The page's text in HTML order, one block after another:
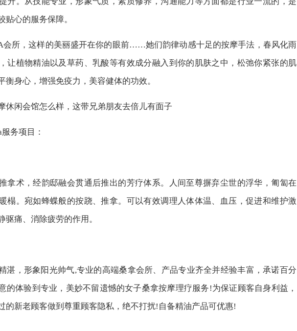
贴心的服务保障。
会所，这样的美丽盛开在你的眼前……她们韵律动感十足的按摩手法，春风化雨
让植物精油以及草药、乳酸等有效成分融入到你的肌肤之中，松弛你紧张的肌
衡身心，增强免疫力，美容健体的功效。
休闲会馆怎么样，这带兄弟朋友去倍儿有面子
服务项目：
拿术，经韵邸融会贯通后推出的芳疗体系。人间至尊摒弃尘世的浮华，匍匐在
榻。宛如蜂蝶般的按跷、推拿。可以有效调理人体体温、血压，促进和维护激
驱痛、消除疲劳的作用。
湛，形象阳光帅气,专业的高端桑拿会所、产品专业齐全并经验丰富，承诺百分
的体验到专业，美妙不留遗憾的女子桑拿按摩理疗服务!为保证顾客自身利益，
的新老顾客做到尊重顾客隐私，绝不打扰!自备精油产品可优惠!